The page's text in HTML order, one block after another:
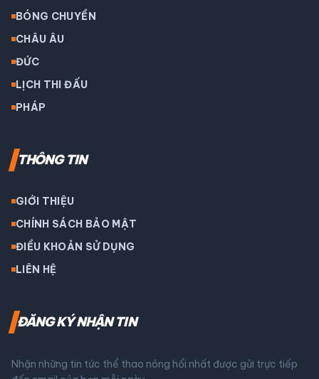
BÓNG CHUYỀN
CHÂU ÂU
ĐỨC
LỊCH THI ĐẤU
PHÁP
THÔNG TIN
GIỚI THIỆU
CHÍNH SÁCH BẢO MẬT
ĐIỀU KHOẢN SỬ DỤNG
LIÊN HỆ
ĐĂNG KÝ NHẬN TIN
Nhận những tin tức thể thao nóng hổi nhất được gửi trực tiếp